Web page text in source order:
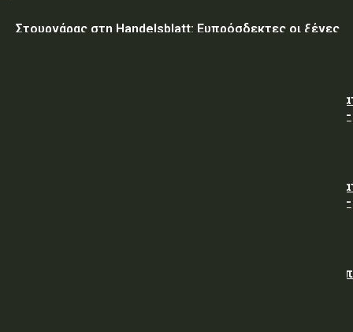
Στουρνάρας στη Handelsblatt: Ευπρόσδεκτες οι ξένες
ΥΠ.ΠΡΟ.ΠΟ.: « Προσωρινές κυκλοφοριακές ρυθμίσεις
τον 7ο Λαϊκό Αγώνα Δρόμου φράγμα Λίμνης Πλαστήρα –
ΥΠ.ΠΡΟ.ΠΟ.: « Προσωρινές κυκλοφοριακές ρυθμίσεις
τον 7ο Λαϊκό Αγώνα Δρόμου φράγμα Λίμνης Πλαστήρα –
ΥΠΕΘΑ: Διενέργεια Διαγωνισμού για την Προμήθεια